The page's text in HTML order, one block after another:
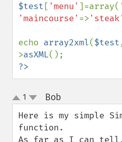
$test [ 'menu' ]=array(
'maincourse' => 'steak'
echo array2xml($test
>asXML
?>
up
down
1 Bob
Here is my simple
function.
As far as I can